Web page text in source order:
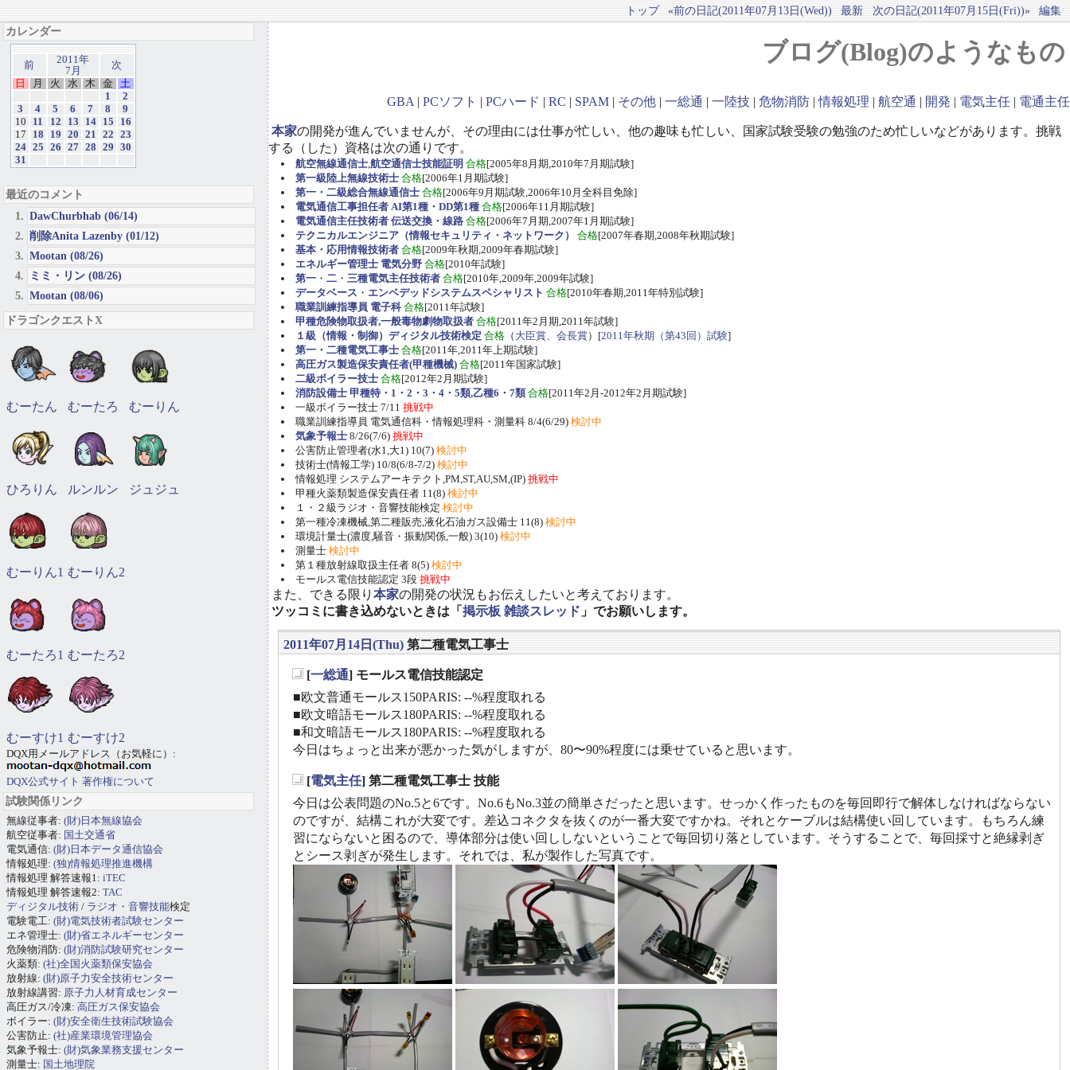
トップ «前の日記(2011年07月13日(Wed)) 最新 次の日記(2011年07月15日(Fri))» 編集
ブログ(Blog)のようなもの
GBA | PCソフト | PCハード | RC | SPAM | その他 | 一総通 | 一陸技 | 危物消防 |情報処理 | 航空通 | 開発 | 電気主任 | 電通主任
本家の開発が進んでいませんが、その理由には仕事が忙しい、他の趣味も忙しい、国家試験受験の勉強のため忙しいなどがあります。挑戦
する（した）資格は次の通りです。
航空無線通信士,航空通信士技能証明 合格[2005年8月期,2010年7月期試験]
第一級陸上無線技術士 合格[2006年1月期試験]
第一・二級総合無線通信士 合格[2006年9月期試験,2006年10月全科目免除]
電気通信工事担任者 AI第1種・DD第1種 合格[2006年11月期試験]
電気通信主任技術者 伝送交換・線路 合格[2006年7月期,2007年1月期試験]
テクニカルエンジニア（情報セキュリティ・ネットワーク）
合格[2007年春期,2008年秋期試験]
基本・応用情報技術者 合格[2009年秋期,2009年春期試験]
エネルギー管理士 電気分野 合格[2010年試験]
第一 ・ 二 ・ 三種電気主任技術者 合格[2010年,2009年,2009年試験]
データベース ・ エンベデッドシステムスペシャリスト 合格[2010年春期,2011年特別試験]
職業訓練指導員 電子科 合格[2011年試験]
甲種危険物取扱者,一般毒物劇物取扱者 合格[2011年2月期,2011年試験]
１級（情報・制御）ディジタル技術検定 合格 （ 大臣賞、会長賞）[2011年秋期（第43回）試験]
第一・二種電気工事士 合格[2011年,2011年上期試験]
高圧ガス製造保安責任者(甲種機械) 合格[2011年国家試験]
二級ボイラー技士 合格[2012年2月期試験]
消防設備士 甲種特・1・2・3・4・5類,乙種6・7類 合格[2011年2月-2012年2月期試験]
一級ボイラー技士 7/11 挑戦中
職業訓練指導員 電気通信科・情報処理科・測量科 8/4(6/29) 検討中
気象予報士 8/26(7/6) 挑戦中
公害防止管理者(水1,大1) 10(7) 検討中
技術士(情報工学) 10/8(6/8-7/2) 検討中
情報処理 システムアーキテクト,PM,ST,AU,SM,(IP) 挑戦中
甲種火薬類製造保安責任者 11(8) 検討中
１・２級ラジオ・音響技能検定 検討中
第一種冷凍機械,第二種販売,液化石油ガス設備士 11(8) 検討中
環境計量士(濃度,騒音・振動関係,一般) 3(10) 検討中
測量士 検討中
第１種放射線取扱主任者 8(5) 検討中
モールス電信技能認定 3段 挑戦中
また、できる限り 本家の開発の状況もお伝えしたいと考えております。
ツッコミに書き込めないときは「 掲示板 雑談スレッド 」でお願いします。
2011年07月14日(Thu) 第二種電気工事士
[一総通] モールス電信技能認定
■欧文普通モールス150PARIS: --%程度取れる
■欧文暗語モールス180PARIS: --%程度取れる
■和文暗語モールス180PARIS: --%程度取れる
今日はちょっと出来が悪かった気がしますが、80〜90%程度には乗せていると思います。
[電気主任] 第二種電気工事士 技能
今日は公表問題のNo.5と6です。No.6もNo.3並の簡単さだったと思います。せっかく作ったものを毎回即行で解体しなければならない
のですが、結構これが大変です。差込コネクタを抜くのが一番大変ですかね。それとケーブルは結構使い回しています。もちろん練
習にならないと困るので、導体部分は使い回ししないということで毎回切り落としています。そうすることで、毎回採寸と絶縁剥ぎ
とシース剥ぎが発生します。それでは、私が製作した写真です。
カレンダー
前
2011年
7月
次
日
月 火 水 木 金
土
1
2
3
4 5 6 7 8
9
10
11 12 13 14 15
16
17
18 19 20 21 22
23
24 25 26 27 28 29
30
31
最近のコメント
DawChurbhab (06/14)
削除Anita Lazenby (01/12)
Mootan (08/26)
ミミ・リン (08/26)
Mootan (08/06)
ドラゴンクエストX
むーたん むーたろ むーりん
ひろりん ルンルン ジュジュ
むーりん1 むーりん2
むーたろ1 むーたろ2
むーすけ1 むーすけ2
DQX用メールアドレス（お気軽に）:
DQX公式サイト 著作権について
試験関係リンク
無線従事者: (財)日本無線協会
航空従事者: 国土交通省
電気通信: (財)日本データ通信協会
情報処理: (独)情報処理推進機構
情報処理 解答速報1: iTEC
情報処理 解答速報2: TAC
ディジタル技術 / ラジオ・音響技能検定
電験電工: (財)電気技術者試験センター
エネ管理士: (財)省エネルギーセンター
危険物消防: (財)消防試験研究センター
火薬類: (社)全国火薬類保安協会
放射線: (財)原子力安全技術センター
放射線講習: 原子力人材育成センター
高圧ガス/冷凍: 高圧ガス保安協会
ボイラー: (財)安全衛生技術試験協会
公害防止: (社)産業環境管理協会
気象予報士: (財)気象業務支援センター
測量士: 国土地理院